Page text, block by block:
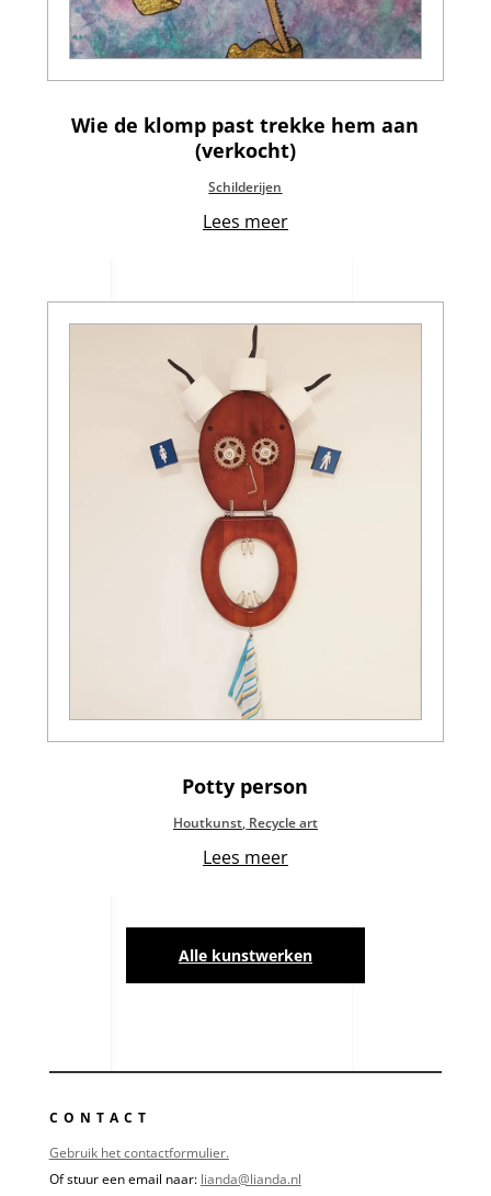
Wie de klomp past trekke hem aan
(verkocht)
Schilderijen
Lees meer
Potty person
Houtkunst, Recycle art
Lees meer
Alle kunstwerken
CONTACT
Gebruik het contactformulier.
Of stuur een email naar: lianda@lianda.nl